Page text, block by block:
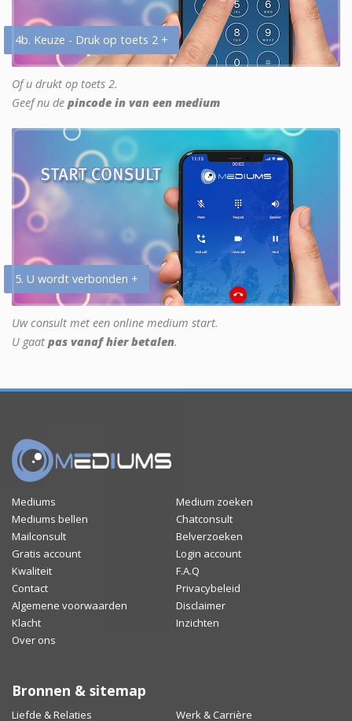
4b. Keuze - Druk op toets 2 +
Of u drukt op toets 2.
Geef nu de pincode in van een medium
5. U wordt verbonden +
Uw consult met een online medium start.
U gaat pas vanaf hier betalen.
Mediums
Medium zoeken
Mediums bellen
Chatconsult
Mailconsult
Belverzoeken
Gratis account
Login account
Kwaliteit
F.A.Q
Contact
Privacybeleid
Algemene voorwaarden
Disclaimer
Klacht
Inzichten
Over ons
Bronnen & sitemap
Liefde & Relaties Werk & Carrière